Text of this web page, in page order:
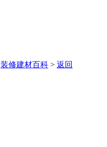
装修建材百科 > 返回